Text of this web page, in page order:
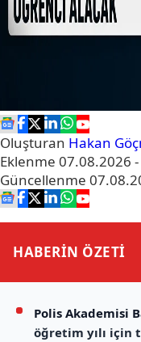
Oluşturan Hakan
Eklenme 07.08.2026
Güncellenme
HABERİN ÖZETİ
Polis Akademisi
öğretim yılı için